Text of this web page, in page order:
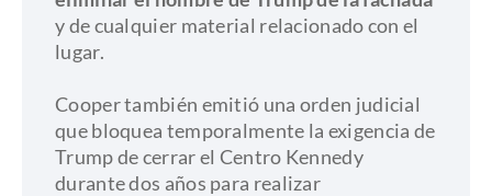
y de cualquier material relacionado con el
lugar.
Cooper también emitió una orden judicial
que bloquea temporalmente la exigencia de
Trump de cerrar el Centro Kennedy
durante dos años para realizar